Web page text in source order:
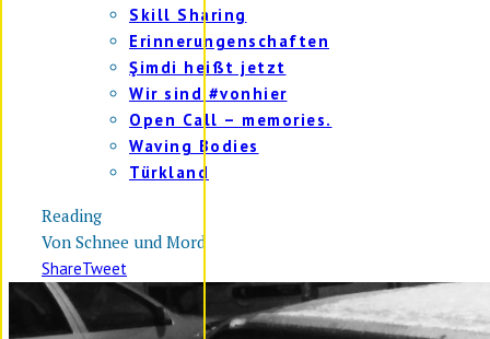
Skill Sharing
Erinnerungenschaften
Şimdi heißt jetzt
Wir sind #vonhier
Open Call – memories.
Waving Bodies
Türkland
Reading
Von Schnee und Mord
ShareTweet